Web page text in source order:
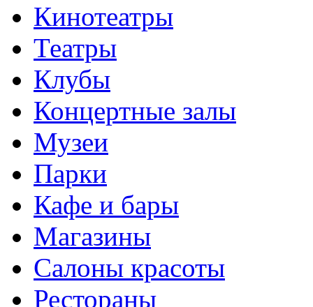
Кинотеатры
Театры
Клубы
Концертные залы
Музеи
Парки
Кафе и бары
Магазины
Салоны красоты
Рестораны